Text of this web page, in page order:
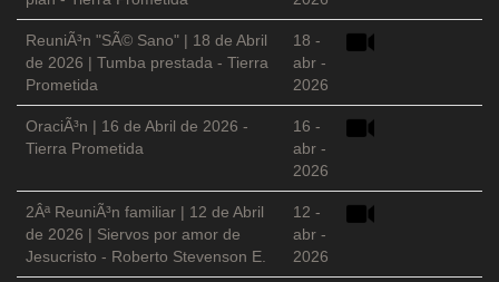
ReuniÃ³n "SÃ© Sano" | 18 de Abril
de 2026 | Tumba prestada - Tierra
Prometida
18 -
abr -
2026
OraciÃ³n | 16 de Abril de 2026 -
Tierra Prometida
16 -
abr -
2026
2Âª ReuniÃ³n familiar | 12 de Abril
de 2026 | Siervos por amor de
Jesucristo - Roberto Stevenson E.
12 -
abr -
2026